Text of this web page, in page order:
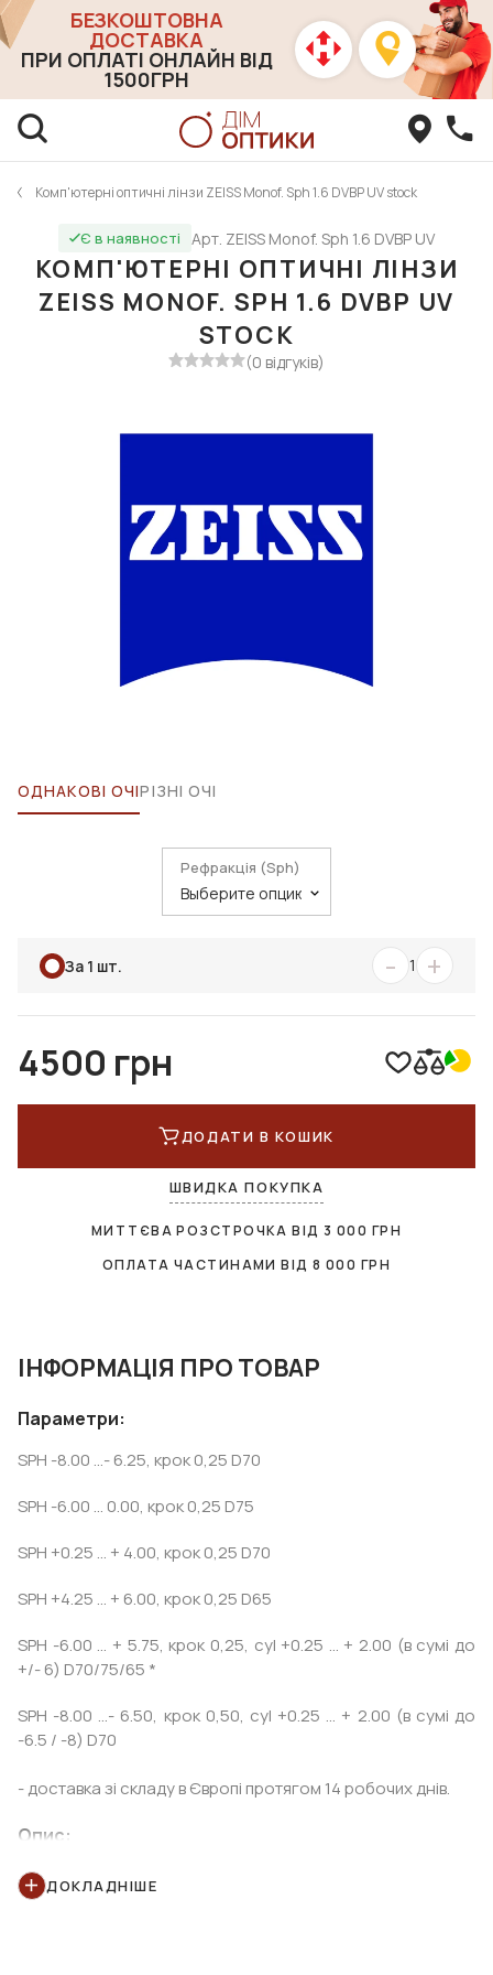
БЕЗКОШТОВНА
ДОСТАВКА
ПРИ ОПЛАТІ ОНЛАЙН ВІД
1500ГРН
Комп'ютерні оптичні лінзи ZEISS Monof. Sph 1.6 DVBP UV stock
Є в наявності Арт. ZEISS Monof. Sph 1.6 DVBP UV
КОМП'ЮТЕРНІ ОПТИЧНІ ЛІНЗИ
ZEISS MONOF. SPH 1.6 DVBP UV
STOCK
(0 відгуків)
ОДНАКОВІ ОЧІРІЗНІ ОЧІ
Рефракція (Sph)
За 1 шт. - 1 +
4500 грн
ДОДАТИ В КОШИК
ШВИДКА ПОКУПКА
МИТТЄВА РОЗСТРОЧКА ВІД 3 000 ГРН
ОПЛАТА ЧАСТИНАМИ ВІД8 000 ГРН
ІНФОРМАЦІЯ ПРО ТОВАР
Параметри:
SPH -8.00 ...- 6.25, крок 0,25 D70
SPH -6.00 ... 0.00, крок 0,25 D75
SPH +0.25 ... + 4.00, крок 0,25 D70
SPH +4.25 ... + 6.00, крок 0,25 D65
SPH -6.00 ... + 5.75, крок 0,25, cyl +0.25 ... + 2.00 (в сумі до
+/- 6) D70/75/65 *
SPH -8.00 ...- 6.50, крок 0,50, cyl +0.25 ... + 2.00 (в сумі до
-6.5 / -8) D70
- доставка зі складу в Європі протягом 14 робочих днів.
Опис:
Zeiss Single Vision 1.6 DV BlueProtect
абразивостійке, водовідштовхувальне, антистатичне
ДОКЛАДНІШЕ